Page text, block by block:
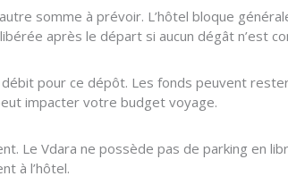
somme à prévoir. L’hôtel bloque
après le départ si aucun dégât n’est
pour ce dépôt. Les fonds peuvent
impacter votre budget voyage.
Le Vdara ne possède pas de parking en
à l’hôtel.